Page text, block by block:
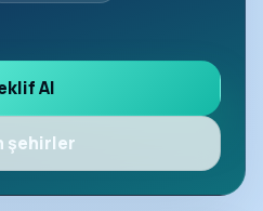
Al
şehirler